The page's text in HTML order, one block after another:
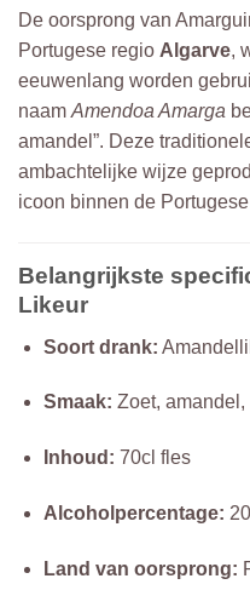
De oorsprong van
Portugese regio Algarve,
eeuwenlang worden
naam Amendoa Amarga
amandel”. Deze
ambachtelijke wijze
icoon binnen de
Belangrijkste
Likeur
Soort drank:
Smaak: Zoet, amandel,
Inhoud: 70cl fles
Alcoholpercentage:
Land van oorsprong: